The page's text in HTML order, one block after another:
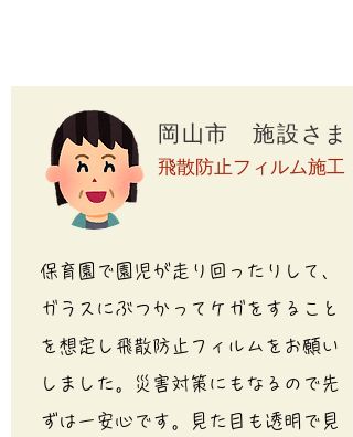
岡山市 施設さま
飛散防止フィルム施工
保育園で園児が走り回ったりして、
ガラスにぶつかってケガをすること
を想定し飛散防止フィルムをお願い
しました。災害対策にもなるので先
ずは一安心です。見た目も透明で見